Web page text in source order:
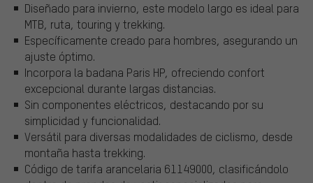
Diseñado para invierno, este modelo largo es ideal para
MTB, ruta, touring y trekking.
Específicamente creado para hombres, asegurando un
ajuste óptimo.
Incorpora la badana Paris HP, ofreciendo confort
excepcional durante largas distancias.
Sin componentes eléctricos, destacando por su
simplicidad y funcionalidad.
Versátil para diversas modalidades de ciclismo, desde
montaña hasta trekking.
Código de tarifa arancelaria 61149000, clasificándolo